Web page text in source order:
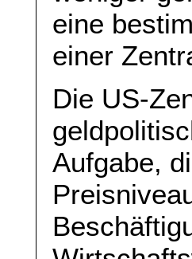
eine
einer
Die US-
Aufgabe,